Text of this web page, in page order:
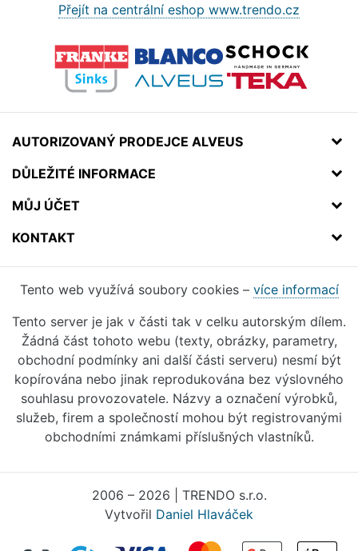
Přejít na centrální eshop www.trendo.cz
AUTORIZOVANÝ PRODEJCE ALVEUS
DŮLEŽITÉ INFORMACE
MŮJ ÚČET
KONTAKT
Tento web využívá soubory cookies – více informací
Tento server je jak v části tak v celku autorským dílem.
Žádná část tohoto webu (texty, obrázky, parametry,
obchodní podmínky ani další části serveru) nesmí být
kopírována nebo jinak reprodukována bez výslovného
souhlasu provozovatele. Názvy a označení výrobků,
služeb, firem a společností mohou být registrovanými
obchodními známkami příslušných vlastníků.
2006 – 2026 | TRENDO s.r.o.
Vytvořil Daniel Hlaváček